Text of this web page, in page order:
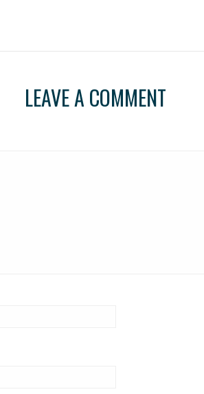
LEAVE A COMMENT